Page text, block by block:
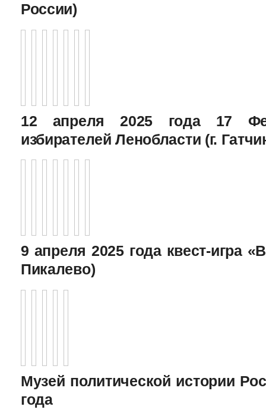
России)
12 апреля 2025 года 17
избирателей Ленобласти (г.
9 апреля 2025 года квест-игра
Пикалево)
Музей политической истории
года